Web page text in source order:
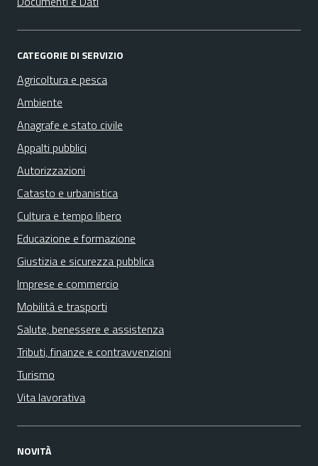
CATEGORIE DI SERVIZIO
Agricoltura e pesca
Ambiente
Anagrafe e stato civile
Appalti pubblici
Autorizzazioni
Catasto e urbanistica
Cultura e tempo libero
Educazione e formazione
Giustizia e sicurezza pubblica
Imprese e commercio
Mobilità e trasporti
Salute, benessere e assistenza
Tributi, finanze e contravvenzioni
Turismo
Vita lavorativa
NOVITÀ